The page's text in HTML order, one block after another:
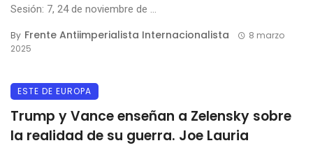
Sesión: 7, 24 de noviembre de ...
By Frente Antiimperialista Internacionalista
8 marzo
2025
ESTE DE EUROPA
Trump y Vance enseñan a Zelensky sobre
la realidad de su guerra. Joe Lauria